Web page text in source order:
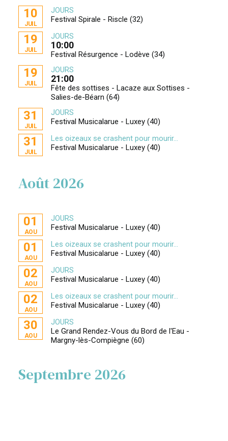
10
JUIL
JOURS
Festival Spirale - Riscle (32)
19
JUIL
JOURS
10:00
Festival Résurgence - Lodève (34)
19
JUIL
JOURS
21:00
Fête des sottises - Lacaze aux Sottises -
Salies-de-Béarn (64)
31
JUIL
JOURS
Festival Musicalarue - Luxey (40)
31
JUIL
Les oizeaux se crashent pour mourir...
Festival Musicalarue - Luxey (40)
Août 2026
01
AOU
JOURS
Festival Musicalarue - Luxey (40)
01
AOU
Les oizeaux se crashent pour mourir...
Festival Musicalarue - Luxey (40)
02
AOU
JOURS
Festival Musicalarue - Luxey (40)
02
AOU
Les oizeaux se crashent pour mourir...
Festival Musicalarue - Luxey (40)
30
AOU
JOURS
Le Grand Rendez-Vous du Bord de l'Eau -
Margny-lès-Compiègne (60)
Septembre 2026